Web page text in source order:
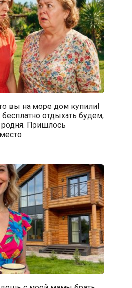
вы на море дом купили!
отдыхать будем,
Пришлось